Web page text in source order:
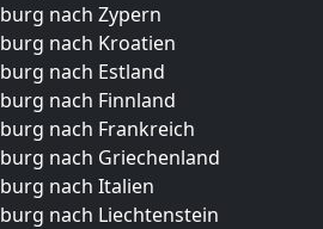
nach Zypern
nach Kroatien
nach Estland
nach Finnland
nach Frankreich
nach Griechenland
nach Italien
nach Liechtenstein